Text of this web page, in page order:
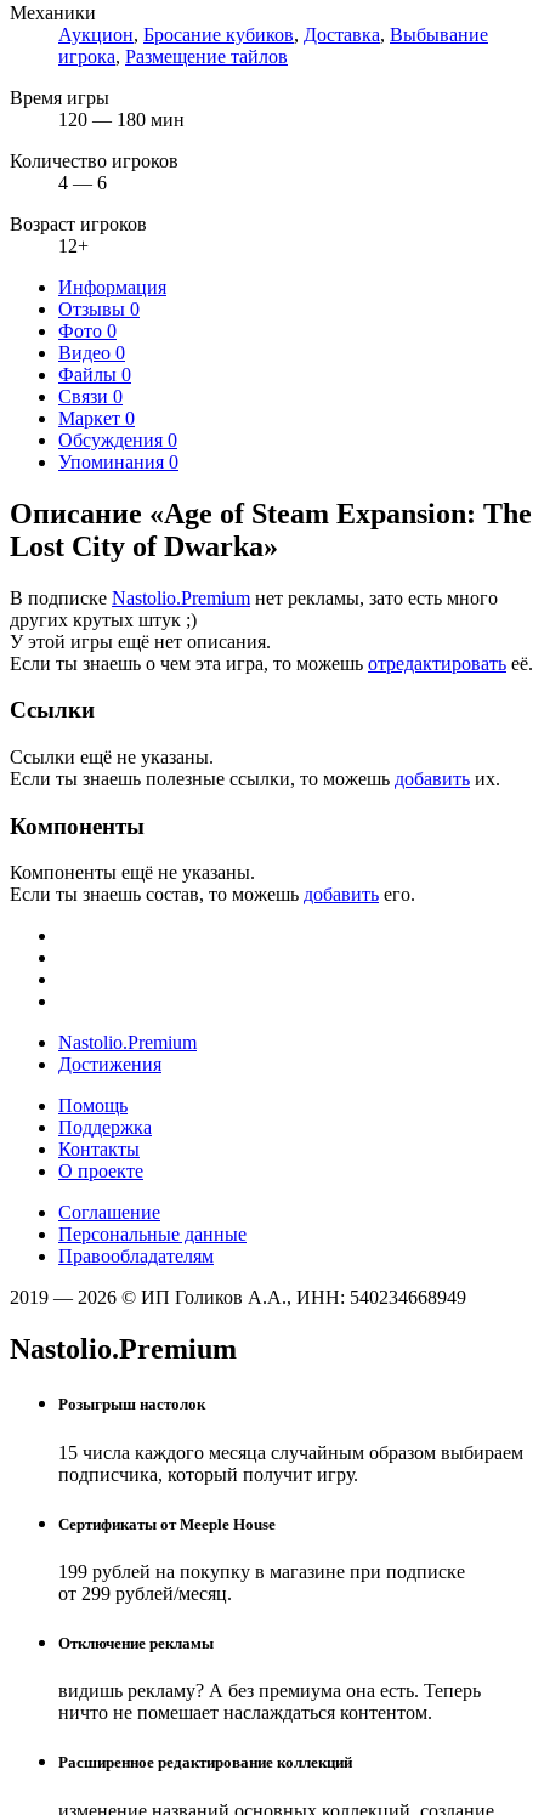
Механики
Аукцион, Бросание кубиков, Доставка, Выбывание
игрока, Размещение тайлов
Время игры
120 — 180 мин
Количество игроков
4 — 6
Возраст игроков
12+
Информация
Отзывы 0
Фото 0
Видео 0
Файлы 0
Связи 0
Маркет 0
Обсуждения 0
Упоминания 0
Описание «Age of Steam Expansion: The
Lost City of Dwarka»
В подписке Nastolio.Premium нет рекламы, зато есть много
других крутых штук ;)
У этой игры ещё нет описания.
Если ты знаешь о чем эта игра, то можешь отредактировать её.
Ссылки
Ссылки ещё не указаны.
Если ты знаешь полезные ссылки, то можешь добавить их.
Компоненты
Компоненты ещё не указаны.
Если ты знаешь состав, то можешь добавить его.
Nastolio.Premium
Достижения
Помощь
Поддержка
Контакты
О проекте
Соглашение
Персональные данные
Правообладателям
2019 — 2026 © ИП Голиков А.А., ИНН: 540234668949
Nastolio.Premium
Розыгрыш настолок
15 числа каждого месяца случайным образом выбираем
подписчика, который получит игру.
Сертификаты от Meeple House
199 рублей на покупку в магазине при подписке
от 299 рублей/месяц.
Отключение рекламы
видишь рекламу? А без премиума она есть. Теперь
ничто не помешает наслаждаться контентом.
Расширенное редактирование коллекций
изменение названий основных коллекций, создание